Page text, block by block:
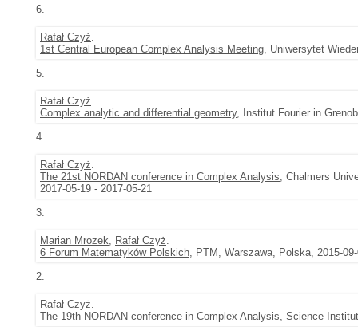
6.
Rafał Czyż.
1st Central European Complex Analysis Meeting, Uniwersytet
5.
Rafał Czyż.
Complex analytic and differential geometry, Institut Fourier in
4.
Rafał Czyż.
The 21st NORDAN conference in Complex Analysis, Chalmers
2017-05-19 - 2017-05-21
3.
Marian Mrozek, Rafał Czyż.
6 Forum Matematyków Polskich, PTM, Warszawa, Polska, 2015-
2.
Rafał Czyż.
The 19th NORDAN conference in Complex Analysis, Science